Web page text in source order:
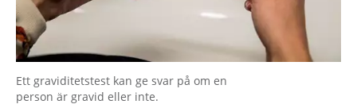
Ett graviditetstest kan ge svar på om en
person är gravid eller inte.